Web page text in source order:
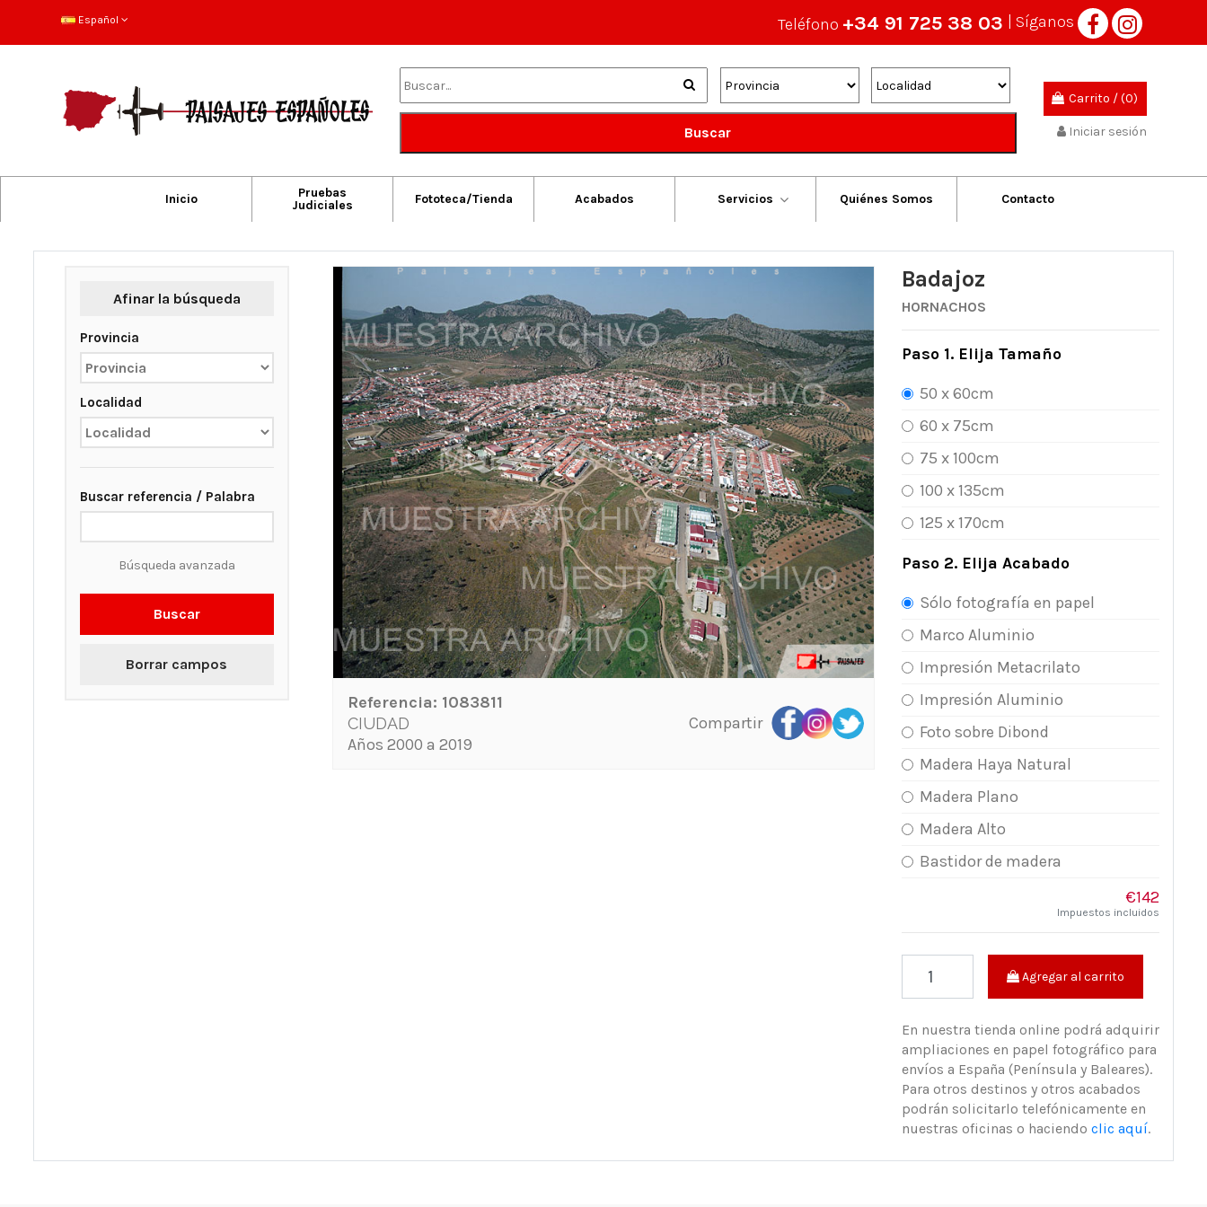
Español Teléfono +34 91 725 38 03 | Síganos
Buscar
Carrito /(0)
Iniciar sesión
Inicio
Pruebas
Judiciales
Fototeca/Tienda Acabados Servicios Quiénes Somos Contacto
Afinar la búsqueda
Provincia
Localidad
Buscar referencia / Palabra
Búsqueda avanzada
Buscar
Borrar campos
Referencia: 1083811
CIUDAD
Años 2000 a 2019
Compartir
Badajoz
HORNACHOS
Paso 1. Elija Tamaño
50 x 60cm
60 x 75cm
75 x 100cm
100 x 135cm
125 x 170cm
Paso 2. Elija Acabado
Sólo fotografía en papel
Marco Aluminio
Impresión Metacrilato
Impresión Aluminio
Foto sobre Dibond
Madera Haya Natural
Madera Plano
Madera Alto
Bastidor de madera
€142
Impuestos incluidos
Agregar al carrito
En nuestra tienda online podrá adquirir
ampliaciones en papel fotográfico para
envíos a España (Península y Baleares).
Para otros destinos y otros acabados
podrán solicitarlo telefónicamente en
nuestras oficinas o haciendo clic aquí.